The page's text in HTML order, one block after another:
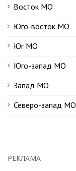
Восток МО
Юго-восток МО
Юг МО
Юго-запад МО
Запад МО
Северо-запад МО
РЕКЛАМА